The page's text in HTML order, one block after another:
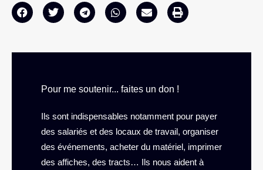
Pour me soutenir... faites un don !
Ils sont indispensables notamment pour payer
des salariés et des locaux de travail, organiser
des événements, acheter du matériel, imprimer
des affiches, des tracts… Ils nous aident à